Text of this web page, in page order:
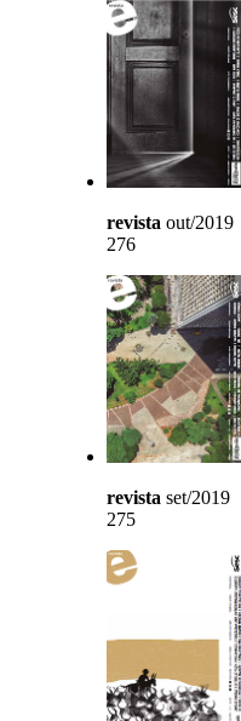
revista out/2019
276
revista set/2019
275